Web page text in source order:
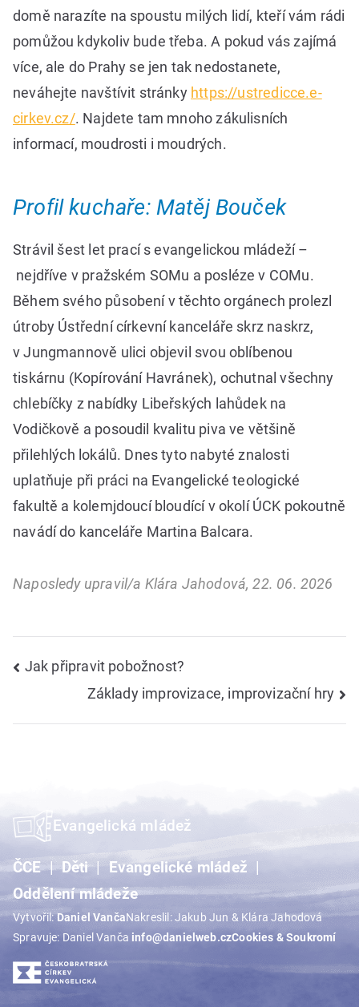
domě narazíte na spoustu milých lidí, kteří vám rádi
pomůžou kdykoliv bude třeba. A pokud vás zajímá
více, ale do Prahy se jen tak nedostanete,
neváhejte navštívit stránky https://ustredicce.e-
cirkev.cz/. Najdete tam mnoho zákulisních
informací, moudrosti i moudrých.
Profil kuchaře: Matěj Bouček
Strávil šest let prací s evangelickou mládeží –
nejdříve v pražském SOMu a posléze v COMu.
Během svého působení v těchto orgánech prolezl
útroby Ústřední církevní kanceláře skrz naskrz,
v Jungmannově ulici objevil svou oblíbenou
tiskárnu (Kopírování Havránek), ochutnal všechny
chlebíčky z nabídky Libeřských lahůdek na
Vodičkově a posoudil kvalitu piva ve většině
přilehlých lokálů. Dnes tyto nabyté znalosti
uplatňuje při práci na Evangelické teologické
fakultě a kolemjdoucí bloudící v okolí ÚCK pokoutně
navádí do kanceláře Martina Balcara.
Naposledy upravil/a Klára Jahodová, 22. 06. 2026
Navigace
Jak připravit pobožnost?
Základy improvizace, improvizační hry
Evangelická mládež
ČCE Děti
Evangelické mládež
Oddělení mládeže
Vytvořil:Daniel VančaNakreslil: Jakub Jun & Klára Jahodová
Spravuje: Daniel Vanča info@danielweb.czCookies & Soukromí